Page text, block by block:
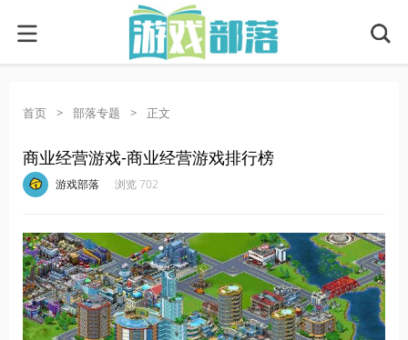
首页 > 部落专题 > 正文
商业经营游戏-商业经营游戏排行榜
游戏部落 浏览 702